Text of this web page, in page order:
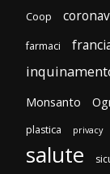
Coop
farmaci
Monsanto
plastica privacy
salute